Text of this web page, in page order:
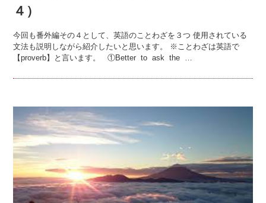
４）
今回も番外編その４として、英語のことわざを３つ 使用されている
文法も説明しながら紹介したいと思います。 ※ことわざは英語で
【proverb】と言います。 ①Better to ask the …